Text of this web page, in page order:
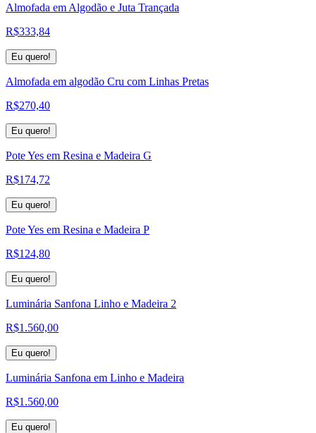
Almofada em Algodão e Juta Trançada
R$333,84
Eu quero!
Almofada em algodão Cru com Linhas Pretas
R$270,40
Eu quero!
Pote Yes em Resina e Madeira G
R$174,72
Eu quero!
Pote Yes em Resina e Madeira P
R$124,80
Eu quero!
Luminária Sanfona Linho e Madeira 2
R$1.560,00
Eu quero!
Luminária Sanfona em Linho e Madeira
R$1.560,00
Eu quero!